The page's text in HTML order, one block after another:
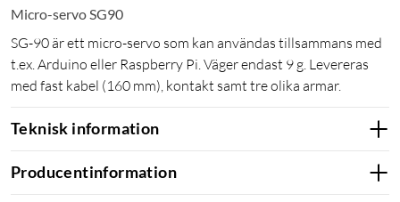
Micro-servo SG90
SG-90 är ett micro-servo som kan användas tillsammans med
t.ex. Arduino eller Raspberry Pi. Väger endast 9 g. Levereras
med fast kabel (160 mm), kontakt samt tre olika armar.
Teknisk information
Producentinformation